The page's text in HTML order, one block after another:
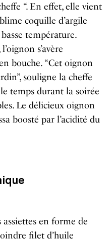
“. En effet, elle vient
coquille d’argile
température.
s’avère
bouche. “Cet oignon
souligne la cheffe
temps durant la soirée
Le délicieux oignon
boosté par l’acidité du
en forme de
filet d’huile